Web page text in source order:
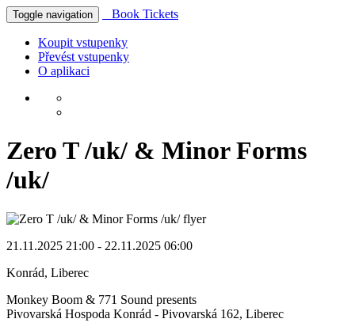
Toggle navigation Book Tickets
Koupit vstupenky
Převést vstupenky
O aplikaci
Zero T /uk/ & Minor Forms
/uk/
21.11.2025 21:00 - 22.11.2025 06:00
Konrád, Liberec
Monkey Boom & 771 Sound presents
Pivovarská Hospoda Konrád - Pivovarská 162, Liberec